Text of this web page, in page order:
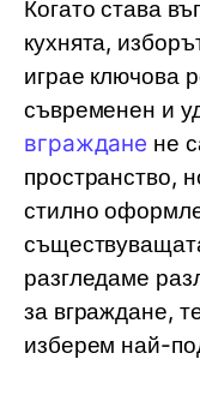
Когато става
кухнята,
играе ключова
съвременен и
вграждане не
пространство,
стилно
разгледаме
за вграждане,
изберем най-